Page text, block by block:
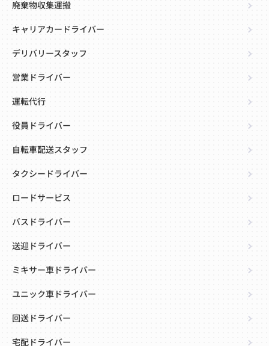
廃棄物収集運搬
キャリアカードライバー
デリバリースタッフ
営業ドライバー
運転代行
役員ドライバー
自転車配送スタッフ
タクシードライバー
ロードサービス
バスドライバー
送迎ドライバー
ミキサー車ドライバー
ユニック車ドライバー
回送ドライバー
宅配ドライバー